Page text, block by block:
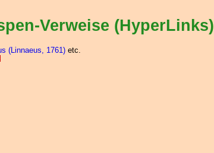
Verweise (HyperLinks)
(Linnaeus, 1761) etc.